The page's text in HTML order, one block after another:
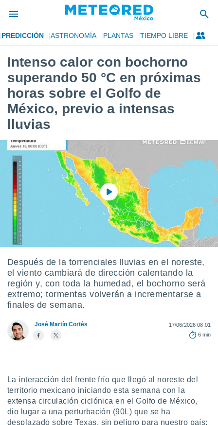
de
ha sido
para
la
que se
calidad.
las
y
forma
digital
basada
permite
seguir
contenido
coste.
botón
a la
la
y análisis
en
así como
perfil
ACEPTAR
CONTINUAR
CONFIGURACIÓN
PREDICCIÓN ASTRONOMÍA PLANTAS TIEMPO LIBRE
Intenso calor con bochorno
superando 50 °C en próximas
horas sobre el Golfo de
México, previo a intensas
lluvias
Después de la torrenciales lluvias en el noreste,
el viento cambiará de dirección calentando la
región y, con toda la humedad, el bochorno será
extremo; tormentas volverán a incrementarse a
finales de semana.
José Martín Cortés
17/06/2026 08:01
6 min
La interacción del frente frío que llegó al noreste del
territorio mexicano iniciando esta semana con la
extensa circulación ciclónica en el Golfo de México,
dio lugar a una perturbación (90L) que se ha
desplazado sobre Texas, sin peligro para nuestro país;